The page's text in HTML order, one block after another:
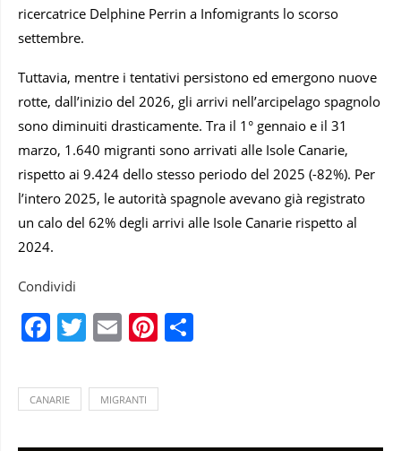
ricercatrice Delphine Perrin a Infomigrants lo scorso
settembre.
Tuttavia, mentre i tentativi persistono ed emergono nuove
rotte, dall’inizio del 2026, gli arrivi nell’arcipelago spagnolo
sono diminuiti drasticamente. Tra il 1° gennaio e il 31
marzo, 1.640 migranti sono arrivati ​​alle Isole Canarie,
rispetto ai 9.424 dello stesso periodo del 2025 (-82%). Per
l’intero 2025, le autorità spagnole avevano già registrato
un calo del 62% degli arrivi alle Isole Canarie rispetto al
2024.
Condividi
Facebook
Twitter
EmailPinterest
CANARIE MIGRANTI